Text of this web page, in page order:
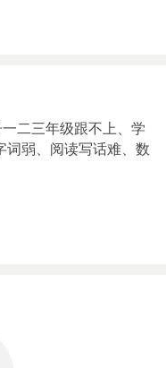
二三年级跟不上、学
弱、阅读写话难、数